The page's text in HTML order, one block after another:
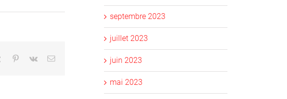
Tumblr Pinterest
Vk Email
septembre 2023
juillet 2023
juin 2023
mai 2023